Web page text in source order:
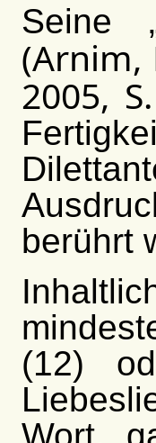
Seine
(Arnim,
2005,
berührt
(12)
Wort,